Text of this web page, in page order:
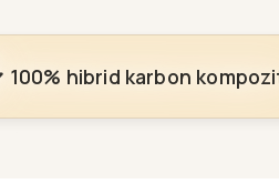
100% hibrid karbon